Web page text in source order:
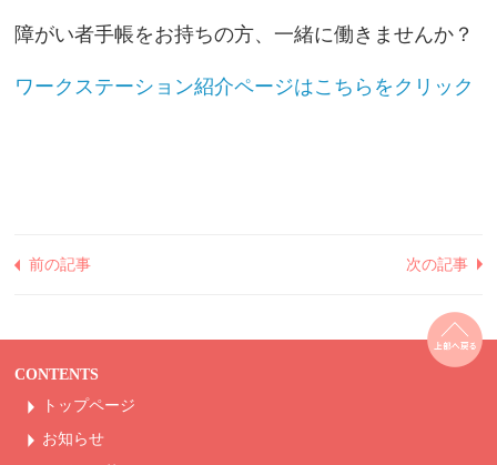
障がい者手帳をお持ちの方、一緒に働きませんか？
ワークステーション紹介ページはこちらをクリック
前の記事 次の記事
CONTENTS
トップページ
お知らせ